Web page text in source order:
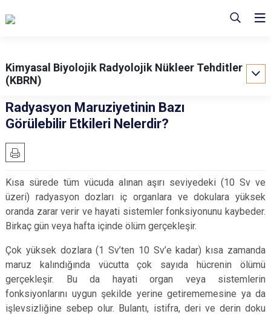
Kimyasal Biyolojik Radyolojik Nükleer Tehditler
(KBRN)
Radyasyon Maruziyetinin Bazı
Görülebilir Etkileri Nelerdir?
Kısa sürede tüm vücuda alınan aşırı seviyedeki (10 Sv ve
üzeri) radyasyon dozları iç organlara ve dokulara yüksek
oranda zarar verir ve hayati sistemler fonksiyonunu kaybeder.
Birkaç gün veya hafta içinde ölüm gerçekleşir.
Çok yüksek dozlara (1 Sv’ten 10 Sv’e kadar) kısa zamanda
maruz kalındığında vücutta çok sayıda hücrenin ölümü
gerçekleşir. Bu da hayati organ veya sistemlerin
fonksiyonlarını uygun şekilde yerine getirememesine ya da
işlevsizliğine sebep olur. Bulantı, istifra, deri ve derin doku